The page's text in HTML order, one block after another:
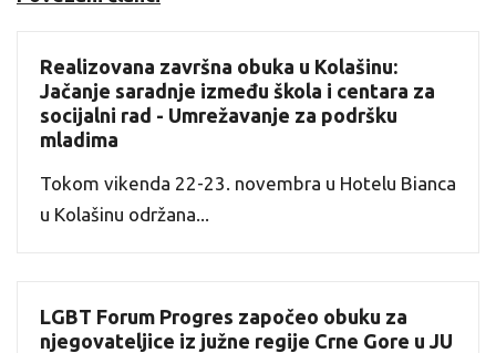
Realizovana završna obuka u Kolašinu:
Jačanje saradnje između škola i centara za
socijalni rad - Umrežavanje za podršku
mladima
Tokom vikenda 22-23. novembra u Hotelu Bianca
u Kolašinu održana...
LGBT Forum Progres započeo obuku za
njegovateljice iz južne regije Crne Gore u JU